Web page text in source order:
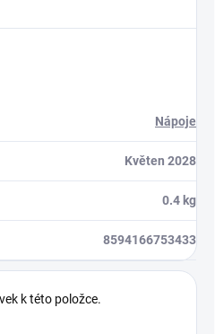
Nápoje
Květen 2028
0.4 kg
8594166753433
k této položce.